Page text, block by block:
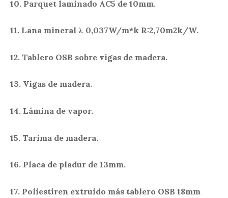
10. Parquet laminado AC5 de 10mm.
11. Lana mineral λ 0,037W/m*k R:2,70m2k/W.
12. Tablero OSB sobre vigas de madera.
13. Vigas de madera.
14. Lámina de vapor.
15. Tarima de madera.
16. Placa de pladur de 13mm.
17. Poliestiren extruido más tablero OSB 18mm